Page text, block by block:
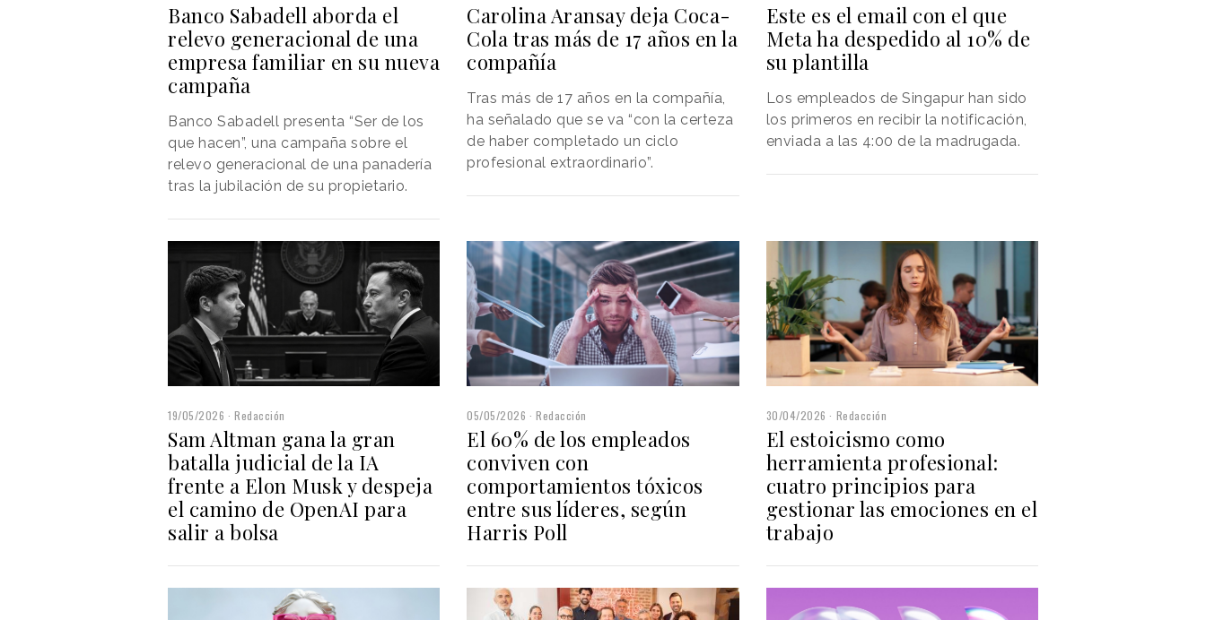
Banco Sabadell aborda el
relevo generacional de una
empresa familiar en su nueva
campaña
Banco Sabadell presenta “Ser de los
que hacen”, una campaña sobre el
relevo generacional de una panadería
tras la jubilación de su propietario.
Carolina Aransay deja Coca-
Cola tras más de 17 años en la
compañía
Tras más de 17 años en la compañía,
ha señalado que se va “con la certeza
de haber completado un ciclo
profesional extraordinario”.
Este es el email con el que
Meta ha despedido al 10% de
su plantilla
Los empleados de Singapur han sido
los primeros en recibir la notificación,
enviada a las 4:00 de la madrugada.
19/05/2026 Redacción
Sam Altman gana la gran
batalla judicial de la IA
frente a Elon Musk y despeja
el camino de OpenAI para
salir a bolsa
05/05/2026 Redacción
El 60% de los empleados
conviven con
comportamientos tóxicos
entre sus líderes, según
Harris Poll
30/04/2026 Redacción
El estoicismo como
herramienta profesional:
cuatro principios para
gestionar las emociones en el
trabajo